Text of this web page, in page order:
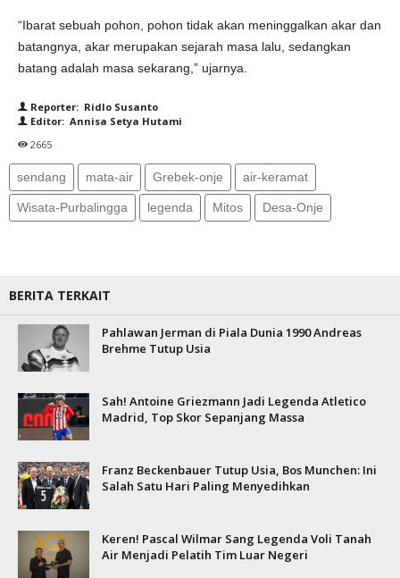
“Ibarat sebuah pohon, pohon tidak akan meninggalkan akar dan
batangnya, akar merupakan sejarah masa lalu, sedangkan
batang adalah masa sekarang,” ujarnya.
Reporter: Ridlo Susanto
Editor: Annisa Setya Hutami
2665
sendang mata-air Grebek-onje air-keramat
Wisata-Purbalingga legenda Mitos Desa-Onje
BERITA TERKAIT
Pahlawan Jerman di Piala Dunia 1990 Andreas
Brehme Tutup Usia
Sah! Antoine Griezmann Jadi Legenda Atletico
Madrid, Top Skor Sepanjang Massa
Franz Beckenbauer Tutup Usia, Bos Munchen: Ini
Salah Satu Hari Paling Menyedihkan
Keren! Pascal Wilmar Sang Legenda Voli Tanah
Air Menjadi Pelatih Tim Luar Negeri